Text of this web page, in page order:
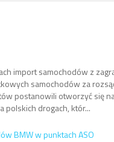
import samochodów z
samochodów za
postanowili otworzyć się
polskich drogach, któr...
BMW w punktach ASO